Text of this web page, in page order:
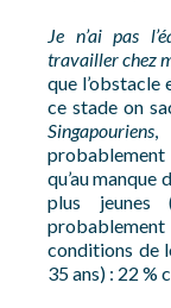
Je n’ai pas
travailler chez
que l’obstacle
ce stade on
Singapouriens,
qu’au manque
plus
conditions de
35 ans) : 22 %